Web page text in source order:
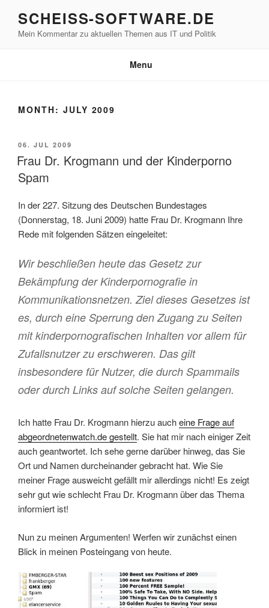
content
SCHEISS-SOFTWARE.DE
Mein Kommentar zu aktuellen Themen aus IT und Politik
Menu
MONTH: JULY 2009
POSTED
ON
06. JUL 2009
Frau Dr. Krogmann und der Kinderporno
Spam
In der 227. Sitzung des Deutschen Bundestages
(Donnerstag, 18. Juni 2009) hatte Frau Dr. Krogmann Ihre
Rede mit folgenden Sätzen eingeleitet:
Wir beschließen heute das Gesetz zur
Bekämpfung der Kinderpornografie in
Kommunikationsnetzen. Ziel dieses Gesetzes ist
es, durch eine Sperrung den Zugang zu Seiten
mit kinderpornografischen Inhalten vor allem für
Zufallsnutzer zu erschweren. Das gilt
insbesondere für Nutzer, die durch Spammails
oder durch Links auf solche Seiten gelangen.
Ich hatte Frau Dr. Krogmann hierzu aucheine Frage auf
abgeordnetenwatch.de gestellt. Sie hat mir nach einiger Zeit
auch geantwortet. Ich sehe gerne darüber hinweg, das Sie
Ort und Namen durcheinander gebracht hat. Wie Sie
meiner Frage ausweicht gefällt mir allerdings nicht! Es zeigt
sehr gut wie schlecht Frau Dr. Krogmann über das Thema
informiert ist!
Nun zu meinen Argumenten! Werfen wir zunächst einen
Blick in meinen Posteingang von heute.